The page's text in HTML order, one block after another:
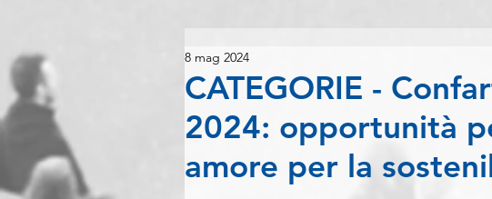
CATEGORIE -
2024: opportunità
amore per la
8 mag 2024